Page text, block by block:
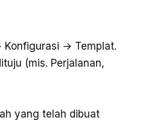
Konfigurasi → Templat.
(mis. Perjalanan,
yang telah dibuat